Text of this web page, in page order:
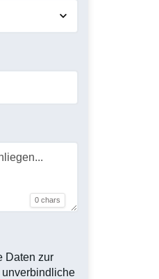
0 chars
Daten zur
unverbindliche